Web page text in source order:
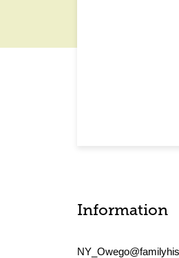
Information